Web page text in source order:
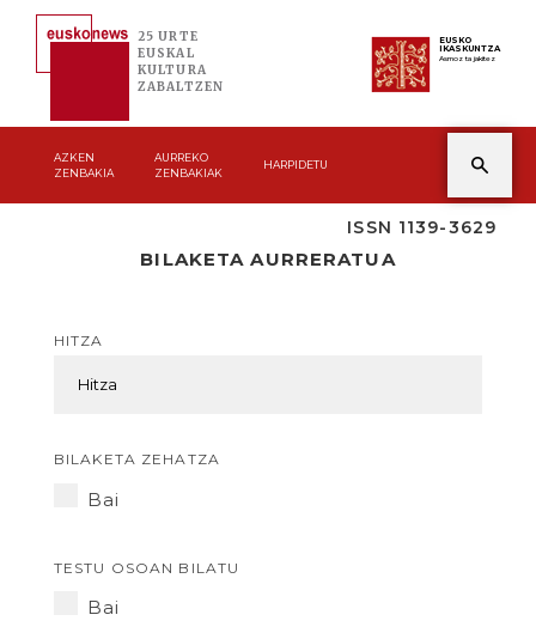
25 URTE
EUSKAL
KULTURA
ZABALTZEN
EUSKO
IKASKUNTZA
Asmoz ta jakitez
AZKEN
ZENBAKIA
AURREKO
ZENBAKIAK
HARPIDETU
ISSN 1139-3629
BILAKETA AURRERATUA
HITZA
BILAKETA ZEHATZA
Bai
TESTU OSOAN BILATU
Bai